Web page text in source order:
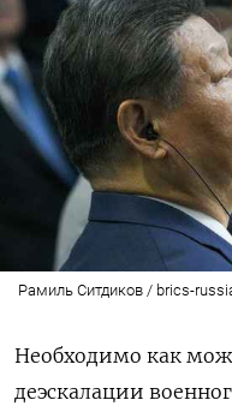
Рамиль Ситдиков / brics-
Необходимо как
деэскалации